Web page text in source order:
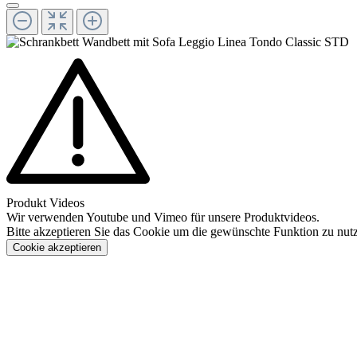
Produkt Videos
Wir verwenden Youtube und Vimeo für unsere Produktvideos.
Bitte akzeptieren Sie das Cookie um die gewünschte Funktion zu
Cookie akzeptieren